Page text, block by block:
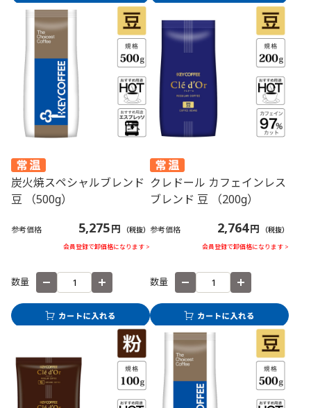
炭火焼スペシャルブレンド
豆 （500g）
参考価格 5,275円 （税抜）
会員登録で卸価格になります >
数量
クレドール カフェインレス
ブレンド 豆 （200g）
参考価格 2,764円 （税抜）
会員登録で卸価格になります >
数量